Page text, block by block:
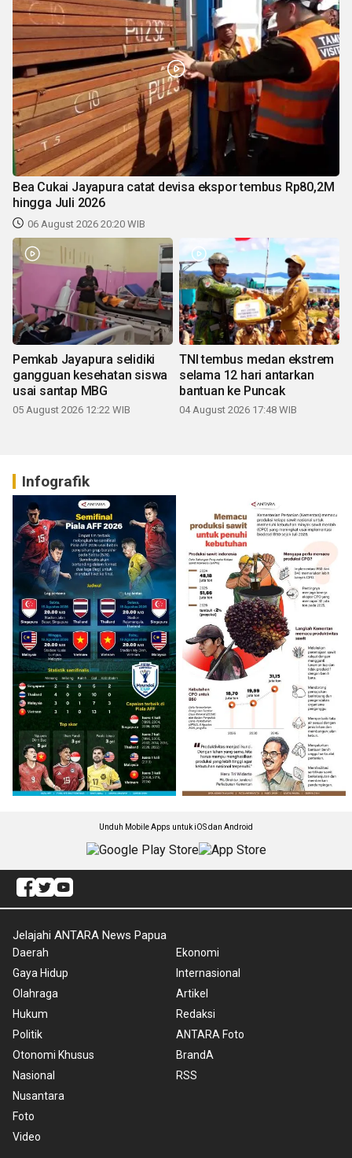
Bea Cukai Jayapura catat devisa ekspor tembus Rp80,2M
hingga Juli 2026
06 August 2026 20:20 WIB
Pemkab Jayapura selidiki
gangguan kesehatan siswa
usai santap MBG
05 August 2026 12:22 WIB
TNI tembus medan ekstrem
selama 12 hari antarkan
bantuan ke Puncak
04 August 2026 17:48 WIB
Infografik
Unduh Mobile Apps untuk iOS dan Android
Jelajahi ANTARA News Papua
Daerah
Gaya Hidup
Olahraga
Hukum
Politik
Otonomi Khusus
Nasional
Nusantara
Foto
Video
Ekonomi
Internasional
Artikel
Redaksi
ANTARA Foto
BrandA
RSS